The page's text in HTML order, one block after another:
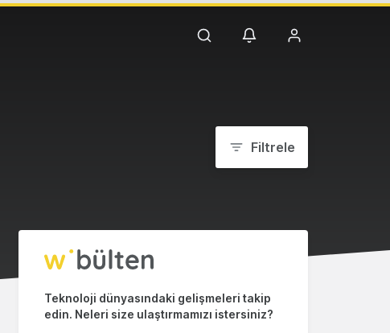
Filtrele
Teknoloji dünyasındaki gelişmeleri takip
edin. Neleri size ulaştırmamızı istersiniz?